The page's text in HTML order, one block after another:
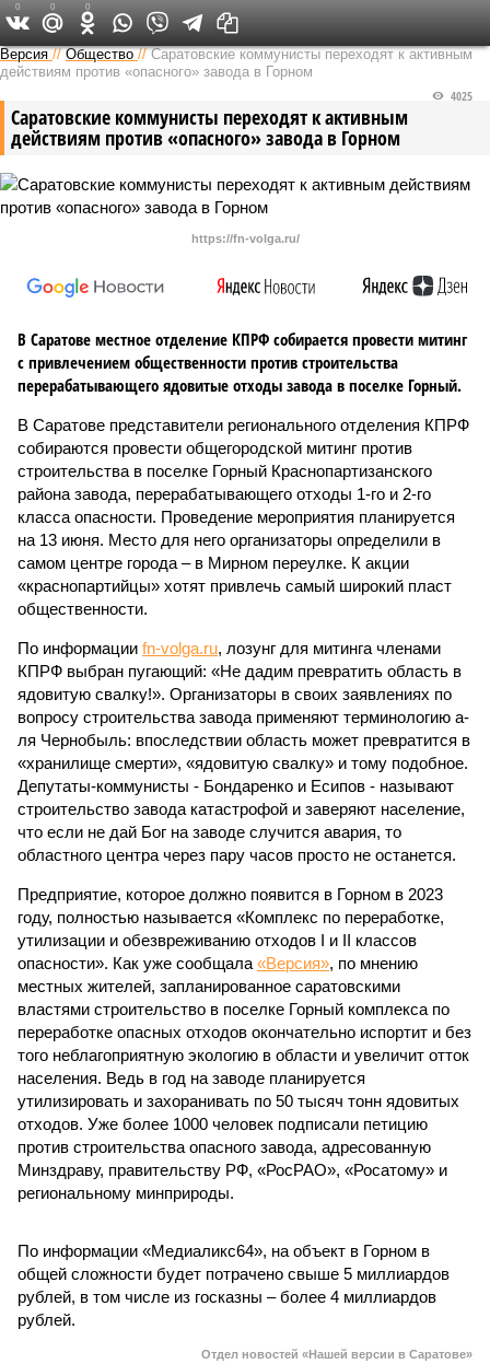
Версия в Саратове
Версия //Общество //Саратовские коммунисты переходят к активным
действиям против «опасного» завода в Горном
Саратовские коммунисты переходят к активным
действиям против «опасного» завода в Горном
4025
https://fn-volga.ru/
В Саратове местное отделение КПРФ собирается провести митинг
с привлечением общественности против строительства
перерабатывающего ядовитые отходы завода в поселке Горный.
В Саратове представители регионального отделения КПРФ
собираются провести общегородской митинг против
строительства в поселке Горный Краснопартизанского
района завода, перерабатывающего отходы 1-го и 2-го
класса опасности. Проведение мероприятия планируется
на 13 июня. Место для него организаторы определили в
самом центре города – в Мирном переулке. К акции
«краснопартийцы» хотят привлечь самый широкий пласт
общественности.
По информации fn-volga.ru, лозунг для митинга членами
КПРФ выбран пугающий: «Не дадим превратить область в
ядовитую свалку!». Организаторы в своих заявлениях по
вопросу строительства завода применяют терминологию а-
ля Чернобыль: впоследствии область может превратится в
«хранилище смерти», «ядовитую свалку» и тому подобное.
Депутаты-коммунисты - Бондаренко и Есипов - называют
строительство завода катастрофой и заверяют население,
что если не дай Бог на заводе случится авария, то
областного центра через пару часов просто не останется.
Предприятие, которое должно появится в Горном в 2023
году, полностью называется «Комплекс по переработке,
утилизации и обезвреживанию отходов I и II классов
опасности». Как уже сообщала «Версия», по мнению
местных жителей, запланированное саратовскими
властями строительство в поселке Горный комплекса по
переработке опасных отходов окончательно испортит и без
того неблагоприятную экологию в области и увеличит отток
населения. Ведь в год на заводе планируется
утилизировать и захоранивать по 50 тысяч тонн ядовитых
отходов. Уже более 1000 человек подписали петицию
против строительства опасного завода, адресованную
Минздраву, правительству РФ, «РосРАО», «Росатому» и
региональному минприроды.
По информации «Медиаликс64», на объект в Горном в
общей сложности будет потрачено свыше 5 миллиардов
рублей, в том числе из госказны – более 4 миллиардов
рублей.
0 0 0
Отдел новостей «Нашей версии в Саратове»